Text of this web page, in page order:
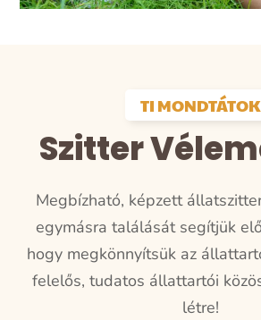
TI MONDTÁTOK
Szitter
Megbízható, képzett
egymásra találását segítjük
hogy megkönnyítsük az
felelős, tudatos állattartói
létre!